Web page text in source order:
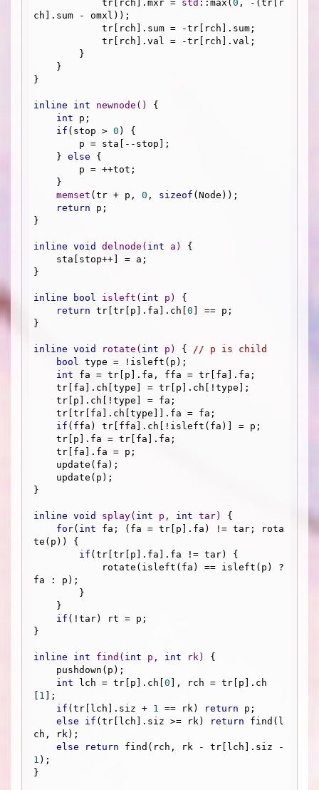
            tr[rch].mxr =
std ::max( 0 , -(tr[r
ch].sum - omxl));
}
inline int newnode ()
{
int p;
if (stop > 0 ) {
    }
else {
memset (tr + p, 0 , sizeof (Node));
return p;
}
inline void delnode ( int a)
{
}
inline bool isleft ( int p)
{
return tr[tr[p].fa].ch[ 0 ] == p;
}
inline void rotate ( int p) {
// p is child
bool
type = !isleft(p);
int fa = tr[p].fa, ffa = tr[fa].fa;
if (ffa) tr[ffa].ch[!isleft(fa)] = p;
}
inline void splay( int p, int tar)
{
for( int fa; (fa = tr[p].fa) != tar; rota
te(p)) {
if (tr[tr[p].fa].fa != tar) {
fa : p);
if (!tar) rt = p;
}
inline int find ( int p, int rk)
{
int lch = tr[p].ch[ 0 ], rch = tr[p].ch
1
];
if (tr[lch].siz + 1 == rk) return p;
else
if (tr[lch].siz >= rk) return find(l
ch, rk);
else
return
1 );
}